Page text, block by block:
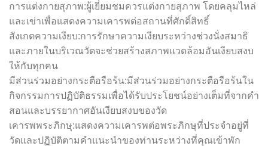
การแต่งกายสุภาพ:ผู้เยี่ยมชมควรแต่งกายสุภาพ โดยคลุมไหล่
และเข่าเพื่อแสดงความเคารพต่อสถานที่ศักดิ์สิทธิ์
สังเกตความเงียบ:การรักษาความเงียบระหว่างช่วงนั่งสมาธิ
และภายในบริเวณวัดจะช่วยสร้างสภาพแวดล้อมอันเงียบสงบ
ให้กับทุกคน
มีส่วนร่วมอย่างกระตือรือร้น:มีส่วนร่วมอย่างกระตือรือร้นใน
กิจกรรมการปฏิบัติธรรมเพื่อได้รับประโยชน์อย่างเต็มที่จากคำ
สอนและบรรยากาศอันเงียบสงบของวัด
เคารพพระภิกษุ:แสดงความเคารพต่อพระภิกษุที่ประจำอยู่ที่
วัดและปฏิบัติตามคำแนะนำของท่านระหว่างที่คุณเข้าพัก